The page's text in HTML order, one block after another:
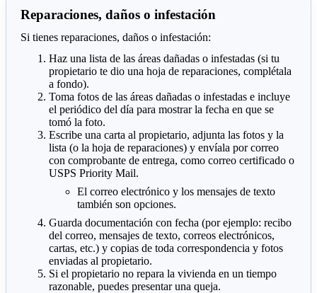
Reparaciones, daños o infestación
Si tienes reparaciones, daños o infestación:
Haz una lista de las áreas dañadas o infestadas (si tu
propietario te dio una hoja de reparaciones, complétala
a fondo).
Toma fotos de las áreas dañadas o infestadas e incluye
el periódico del día para mostrar la fecha en que se
tomó la foto.
Escribe una carta al propietario, adjunta las fotos y la
lista (o la hoja de reparaciones) y envíala por correo
con comprobante de entrega, como correo certificado o
USPS Priority Mail.
El correo electrónico y los mensajes de texto
también son opciones.
Guarda documentación con fecha (por ejemplo: recibo
del correo, mensajes de texto, correos electrónicos,
cartas, etc.) y copias de toda correspondencia y fotos
enviadas al propietario.
Si el propietario no repara la vivienda en un tiempo
razonable, puedes presentar una queja.